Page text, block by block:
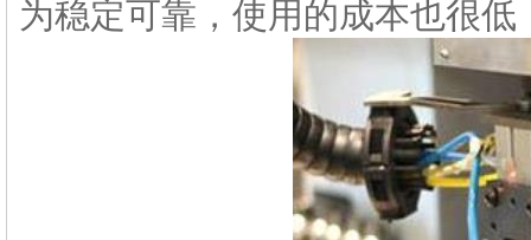
为稳定可靠，使用的成本也很